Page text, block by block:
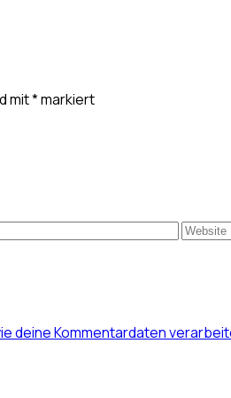
mit*markiert
deine Kommentardaten